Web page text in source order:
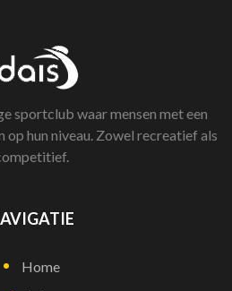
sportclub waar mensen met een
hun niveau. Zowel recreatief als
Home